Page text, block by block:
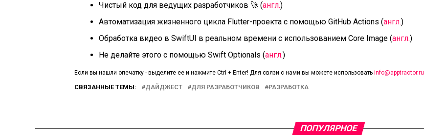
Чистый код для ведущих разработчиков 🚀 (англ.)
Автоматизация жизненного цикла Flutter-проекта с помощью GitHub Actions (англ.)
Обработка видео в SwiftUI в реальном времени с использованием Core Image (англ.)
Не делайте этого с помощью Swift Optionals (англ.)
Если вы нашли опечатку - выделите ее и нажмите Ctrl + Enter! Для связи с нами вы можете использовать info@apptractor.ru
СВЯЗАННЫЕ ТЕМЫ: ДАЙДЖЕСТ ДЛЯ РАЗРАБОТЧИКОВ РАЗРАБОТКА
ПОПУЛЯРНОЕ